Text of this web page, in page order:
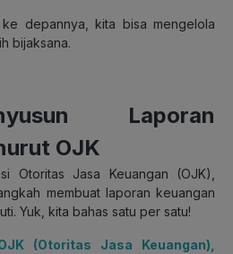
depannya, kita bisa mengelola
bijaksana.
Laporan
OJK
Otoritas Jasa Keuangan (OJK),
membuat laporan keuangan
Yuk, kita bahas satu per satu!
(Otoritas Jasa Keuangan),